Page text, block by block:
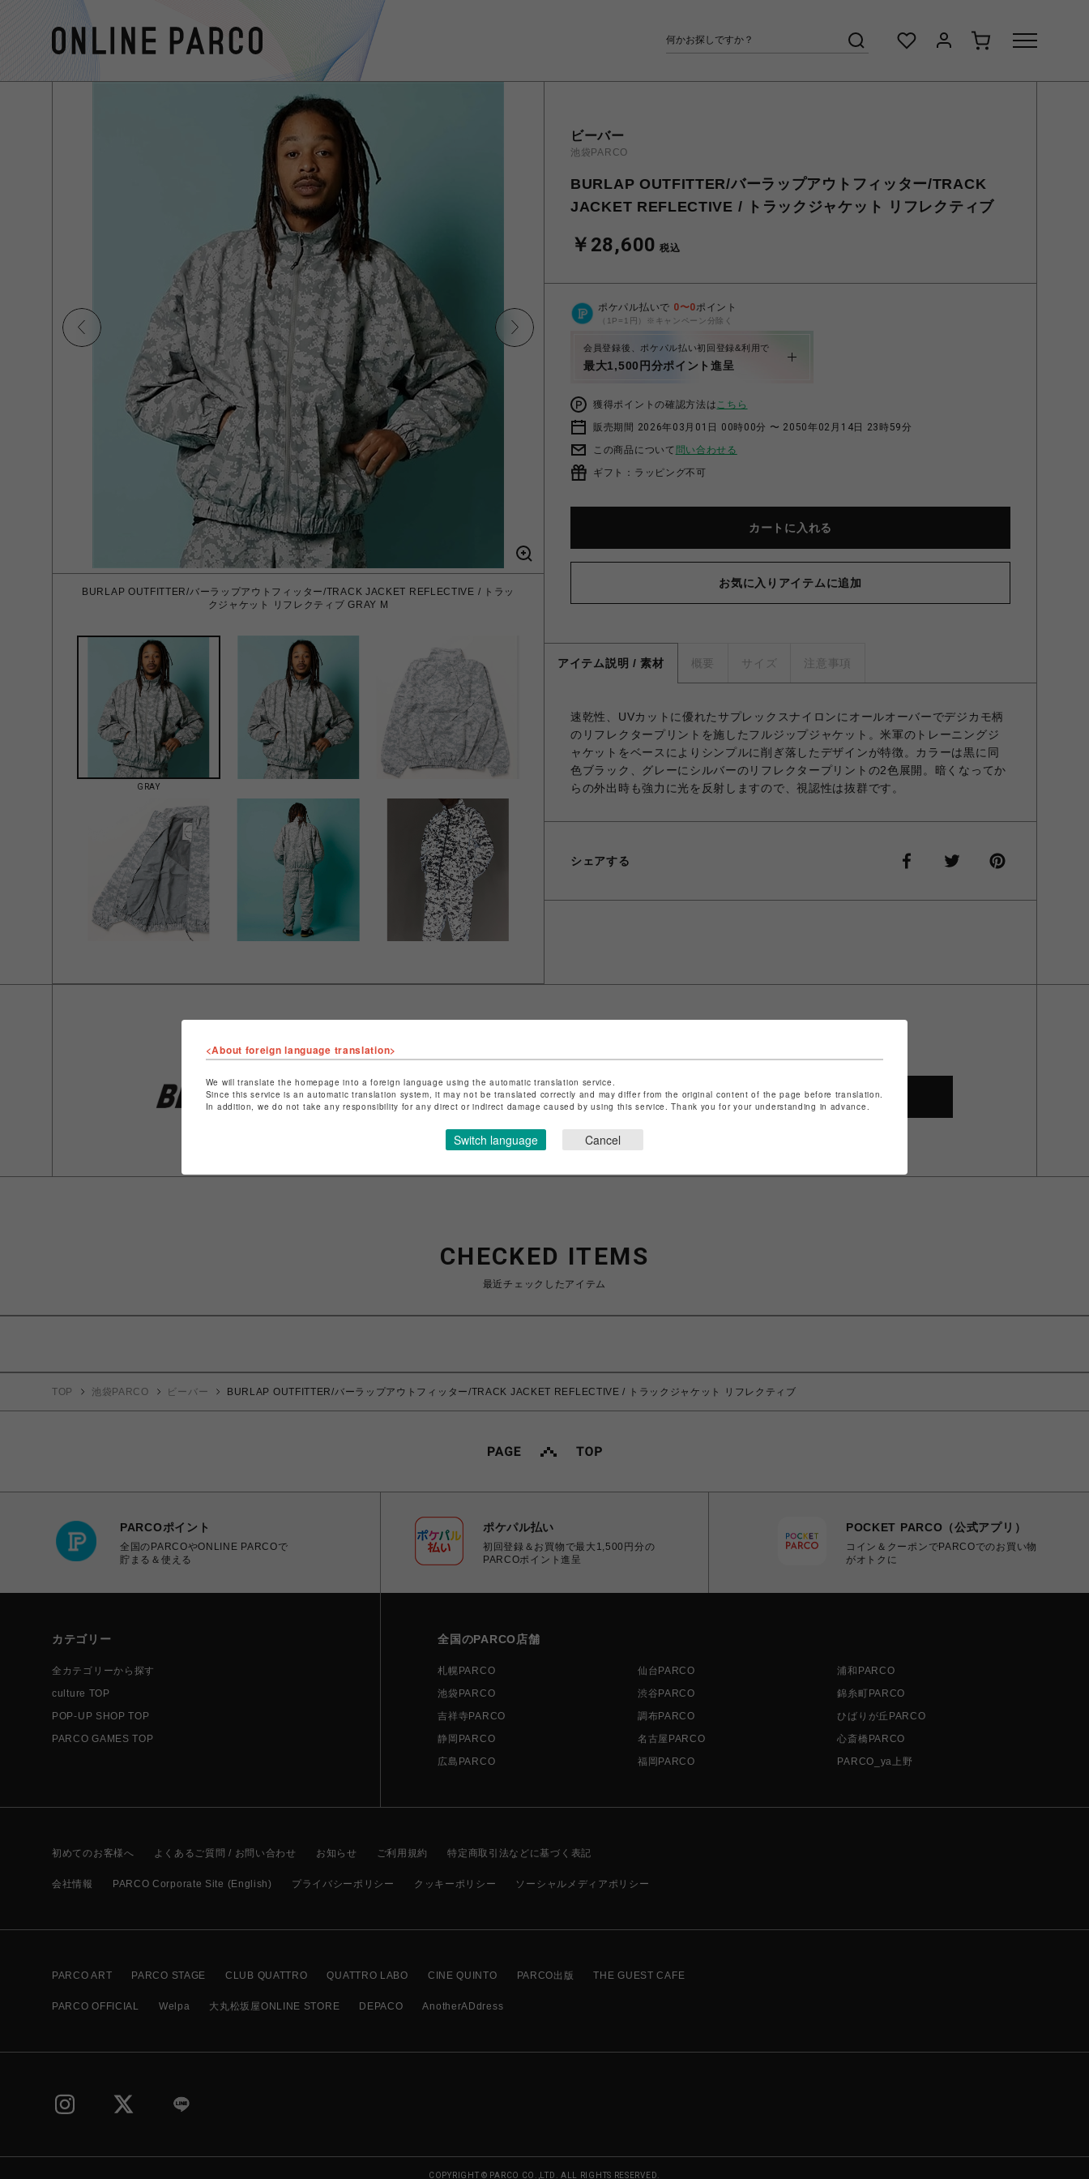
BURLAP OUTFITTER/バーラップアウトフィッター/TRACK JACKET REFLECTIVE / トラッ
クジャケット リフレクティブ GRAY M
GRAY
ビーバー
池袋PARCO
BURLAP OUTFITTER/バーラップアウトフィッター/TRACK
JACKET REFLECTIVE / トラックジャケット リフレクティブ
￥28,600 税込
ポケパル払いで 0〜0ポイント
（1P=1円）※キャンペーン分除く
会員登録後、ポケパル払い初回登録&利用で
最大1,500円分ポイント進呈
獲得ポイントの確認方法はこちら
販売期間 2026年03月01日 00時00分 〜 2050年02月14日 23時59分
この商品について 問い合わせる
ギフト：ラッピング不可
カートに入れる
お気に入りアイテムに追加
アイテム説明 / 素材 概要 サイズ 注意事項
速乾性、UVカットに優れたサプレックスナイロンにオールオーバーでデジカモ柄
のリフレクタープリントを施したフルジップジャケット。米軍のトレーニングジ
ャケットをベースによりシンプルに削ぎ落したデザインが特徴。カラーは黒に同
色ブラック、グレーにシルバーのリフレクタープリントの2色展開。暗くなってか
らの外出時も強力に光を反射しますので、視認性は抜群です。
シェアする
ショップ名
ビーバー
店舗名
池袋PARCO
特定商取引法など法令に基づく表記はこちら
ショップお問い合わせは こちら
SHOP TOP
CHECKED ITEMS
最近チェックしたアイテム
TOP 池袋PARCO ビーバー BURLAP OUTFITTER/バーラップアウトフィッター/TRACK JACKET REFLECTIVE / トラックジャケット リフレクティブ
PARCOポイント
全国のPARCOやONLINE PARCOで
貯まる＆使える
ポケパル払い
初回登録＆お買物で最大1,500円分の
PARCOポイント進呈
POCKET PARCO（公式アプリ）
コイン＆クーポンでPARCOでのお買い物
がオトクに
カテゴリー
全カテゴリーから探す
culture TOP
POP-UP SHOP TOP
PARCO GAMES TOP
全国のPARCO店舗
札幌PARCO 仙台PARCO
浦和PARCO
池袋PARCO
渋谷PARCO
錦糸町PARCO
吉祥寺PARCO
調布PARCO
ひばりが丘PARCO
静岡PARCO
名古屋PARCO
心斎橋PARCO
広島PARCO
福岡PARCO PARCO_ya上野
初めてのお客様へ よくあるご質問 / お問い合わせ お知らせ ご利用規約 特定商取引法などに基づく表記
会社情報 PARCO Corporate Site (English) プライバシーポリシー クッキーポリシー ソーシャルメディアポリシー
PARCO ART PARCO STAGE CLUB QUATTRO QUATTRO LABO CINE QUINTO PARCO出版 THE GUEST CAFE
PARCO OFFICIAL Welpa 大丸松坂屋ONLINE STORE DEPACO AnotherADdress
COPYRIGHT © PARCO CO.,LTD. ALL RIGHTS RESERVED.
<About foreign language translation>
We will translate the homepage into a foreign language using the automatic translation service.
Since this service is an automatic translation system, it may not be translated correctly and may differ from the original content of the page before translation.
In addition, we do not take any responsibility for any direct or indirect damage caused by using this service. Thank you for your understanding in advance.
Switch language Cancel